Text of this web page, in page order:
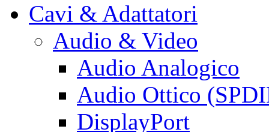
Cavi & Adattatori
Audio & Video
Audio Analogico
Audio Ottico
DisplayPort